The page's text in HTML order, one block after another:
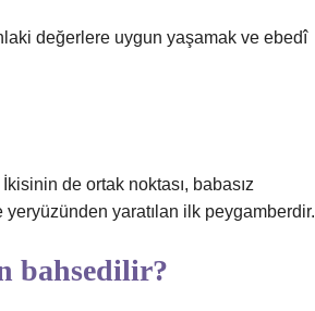
değerlere uygun yaşamak ve ebedî
de ortak noktası, babasız
yeryüzünden yaratılan ilk peygamberdir.
bahsedilir?